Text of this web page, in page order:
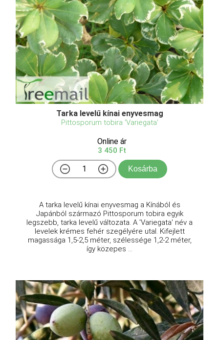
Tarka levelű kínai enyvesmag
Pittosporum tobira 'Variegata'
Online ár
3 450 Ft
Kosárba
A tarka levelű kínai enyvesmag a Kínából és
Japánból származó Pittosporum tobira egyik
legszebb, tarka levelű változata. A 'Variegata' név a
levelek krémes fehér szegélyére utal. Kifejlett
magassága 1,5-2,5 méter, szélessége 1,2-2 méter,
így közepes ...